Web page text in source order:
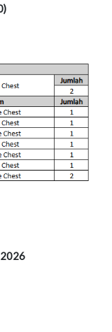
2026